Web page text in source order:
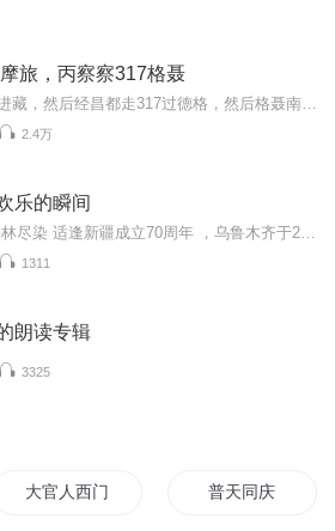
旅，丙察察317格聂
2.4万
乐的瞬间
1311
朗读专辑
3325
大官人西门庆 普天同庆